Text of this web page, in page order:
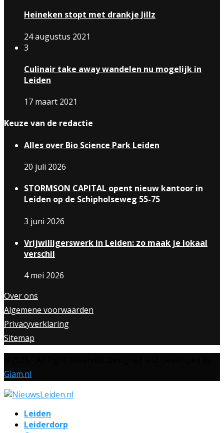
Heineken stopt met drankje Jillz
24 augustus 2021
3
Culinair take away wandelen nu mogelijk in
Leiden
17 maart 2021
Keuze van de redactie
Alles over Bio Science Park Leiden
20 juli 2026
STORMSON CAPITAL opent nieuw kantoor in
Leiden op de Schipholseweg 55-75
3 juni 2026
Vrijwilligerswerk in Leiden: zo maak je lokaal
verschil
4 mei 2026
Over ons
Algemene voorwaarden
Privacyverklaring
Sitemap
Giam.nl
Leiden
Leiderdorp